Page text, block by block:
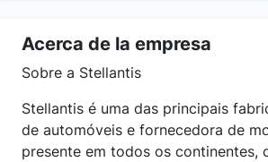
Acerca de la empresa
Sobre a Stellantis
Stellantis é uma das principais
de automóveis e fornecedora de
presente em todos os continentes,